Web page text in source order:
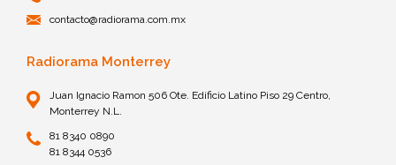
contacto@radiorama.com.mx
Radiorama Monterrey
Juan Ignacio Ramon 506 Ote. Edificio Latino Piso 29 Centro,
Monterrey N.L.
81 8340 0890
81 8344 0536